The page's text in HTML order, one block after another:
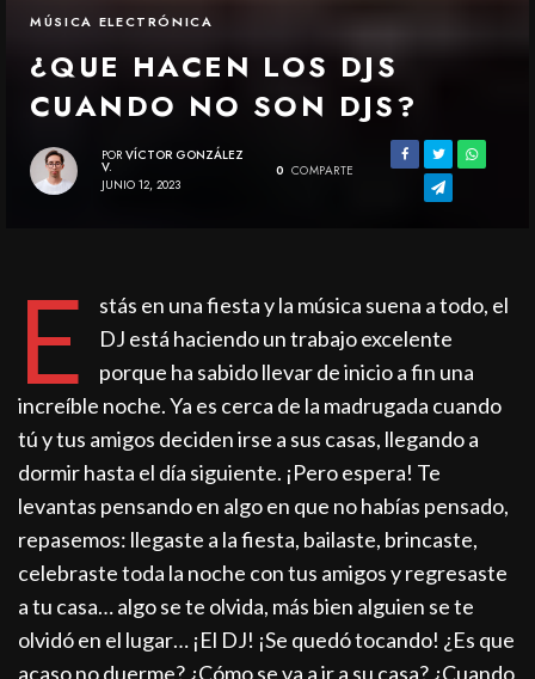
MÚSICA ELECTRÓNICA
¿QUE HACEN LOS DJS
CUANDO NO SON DJS?
POR VÍCTOR GONZÁLEZ
V.
JUNIO 12, 2023
0 COMPARTE
E
stás en una fiesta y la música suena a todo, el
DJ está haciendo un trabajo excelente
porque ha sabido llevar de inicio a fin una
increíble noche. Ya es cerca de la madrugada cuando
tú y tus amigos deciden irse a sus casas, llegando a
dormir hasta el día siguiente. ¡Pero espera! Te
levantas pensando en algo en que no habías pensado,
repasemos: llegaste a la fiesta, bailaste, brincaste,
celebraste toda la noche con tus amigos y regresaste
a tu casa… algo se te olvida, más bien alguien se te
olvidó en el lugar… ¡El DJ! ¡Se quedó tocando! ¿Es que
acaso no duerme? ¿Cómo se va a ir a su casa? ¿Cuando